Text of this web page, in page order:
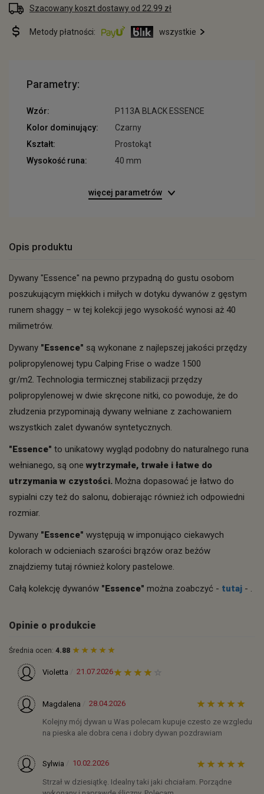
Szacowany koszt dostawy od 22.99 zł
Metody płatności: wszystkie
Parametry:
Wzór:
P113A BLACK ESSENCE
Kolor dominujący:
Czarny
Kształt:
Prostokąt
Wysokość runa:
40 mm
więcej parametrów
Opis produktu
Dywany "Essence" na pewno przypadną do gustu osobom
poszukującym miękkich i miłych w dotyku dywanów z gęstym
runem shaggy – w tej kolekcji jego wysokość wynosi aż 40
milimetrów.
Dywany "Essence" są wykonane z najlepszej jakości przędzy
polipropylenowej typu Calping Frise o wadze 1500
gr/m2. Technologia termicznej stabilizacji przędzy
polipropylenowej w dwie skręcone nitki, co powoduje, że do
złudzenia przypominają dywany wełniane z zachowaniem
wszystkich zalet dywanów syntetycznych.
"Essence" to unikatowy wygląd podobny do naturalnego runa
wełnianego, są one wytrzymałe, trwałe i łatwe do
utrzymania w czystości. Można dopasować je łatwo do
sypialni czy też do salonu, dobierając również ich odpowiedni
rozmiar.
Dywany "Essence" występują w imponująco ciekawych
kolorach w odcieniach szarości brązów oraz beżów
znajdziemy tutaj również kolory pastelowe.
Całą kolekcję dywanów "Essence" można zoabczyć - tutaj - .
Opinie o produkcie
Średnia ocen: 4.88
Violetta 21.07.2026
Magdalena 28.04.2026
Kolejny mój dywan u Was polecam kupuje czesto ze wzgledu
na pieska ale dobra cena i dobry dywan pozdrawiam
Sylwia 10.02.2026
Strzał w dziesiątkę. Idealny taki jaki chciałam. Porządne